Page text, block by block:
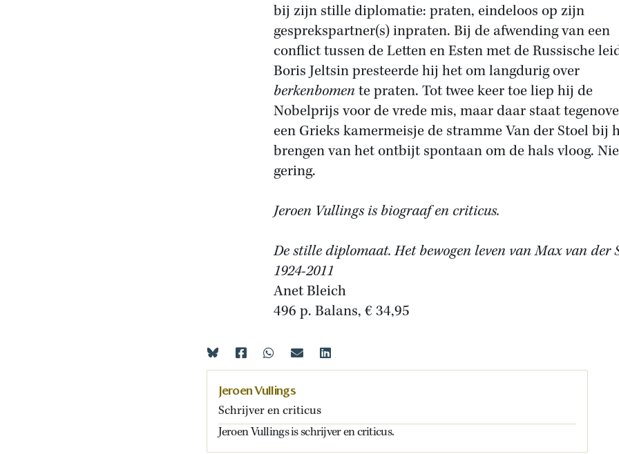
bij zijn stille diplomatie: praten, eindeloos op zijn
gesprekspartner(s) inpraten. Bij de afwending van een
conflict tussen de Letten en Esten met de Russische
Boris Jeltsin presteerde hij het om langdurig over
berkenbomente praten. Tot twee keer toe liep hij de
Nobelprijs voor de vrede mis, maar daar staat
een Grieks kamermeisje de stramme Van der Stoel bij
brengen van het ontbijt spontaan om de hals vloog.
gering.
Jeroen Vullings is biograaf en criticus.
De stille diplomaat. Het bewogen leven van Max van der
1924-2011
Anet Bleich
496 p. Balans, € 34,95
Jeroen Vullings
Schrijver en criticus
Jeroen Vullings is schrijver en criticus.